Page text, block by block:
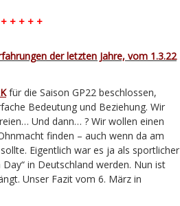
+ + + +
der letzten Jahre, vom 1.3.22
für die Saison GP22 beschlossen,
Bedeutung und Beziehung. Wir
Und dann… ? Wir wollen einen
finden – auch wenn da am
Eigentlich war es ja als sportlicher
in Deutschland werden. Nun ist
Unser Fazit vom 6. März in